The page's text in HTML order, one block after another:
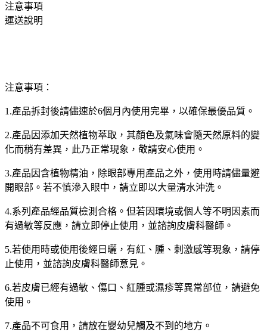
注意事項
運送說明
注意事項：
1.產品拆封後請儘速於6個月內使用完畢，以確保最優品質。
2.產品因添加天然植物萃取，其顏色及氣味會隨天然原料的變
化而稍有差異，此乃正常現象，敬請安心使用。
3.產品因含植物精油，除眼部專用產品之外，使用時請儘量避
開眼部。若不慎滲入眼中，請立即以大量清水沖洗。
4.系列產品經品質檢測合格。但若因環境或個人等不明因素而
有過敏等反應，請立即停止使用，並諮詢皮膚科醫師。
5.若使用時或使用後經日曬，有紅、腫、刺激感等現象，請停
止使用，並諮詢皮膚科醫師意見。
6.若皮膚已經有過敏、傷口、紅腫或濕疹等異常部位，請避免
使用。
7.產品不可食用，請放在嬰幼兒觸及不到的地方。